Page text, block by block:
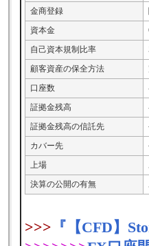
金商登録
資本金
自己資本規制比率
顧客資産の保全方法
口座数
証拠金残高
証拠金残高の信託先
カバー先
上場
決算の公開の有無
>>> 『【CFD】